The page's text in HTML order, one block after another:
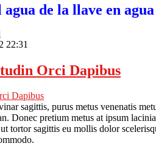
de la llave en
22:31
Orci Dapibus
sagittis, purus metus venenatis
Donec pretium metus at ipsum
ut tortor sagittis eu mollis dolor